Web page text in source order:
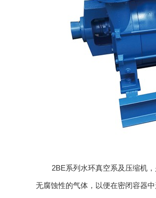
2BE系列水环真空系及压缩机，
无腐蚀性的气体，以便在密闭容器